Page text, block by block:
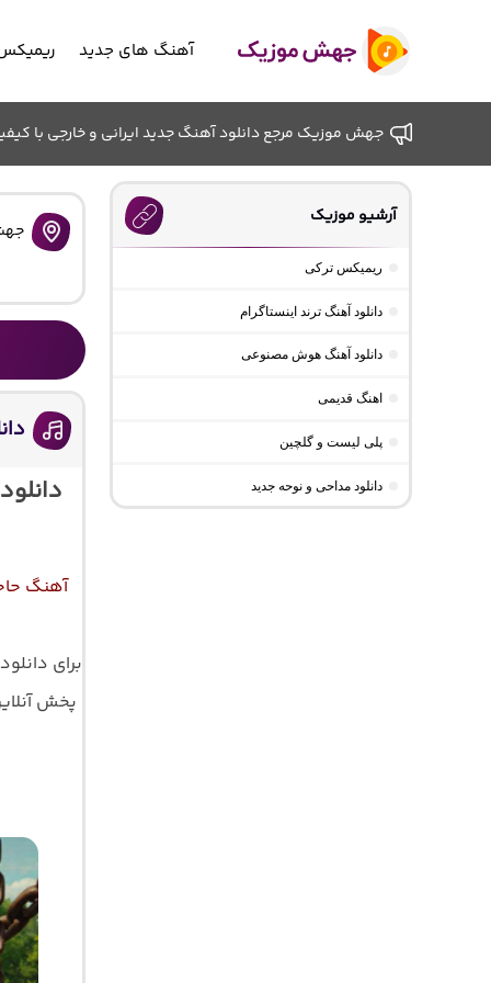
آهنگ های جدید
جهش موزیک مرجع دانلود آهنگ جدید ایرانی و خارجی با
آهنگ
برای
پخش آنلاین
آرشیو موزیک
ریمیکس ترکی
دانلود آهنگ ترند اینستاگرام
دانلود آهنگ هوش مصنوعی
اهنگ قدیمی
پلی لیست و گلچین
دانلود مداحی و نوحه جدید